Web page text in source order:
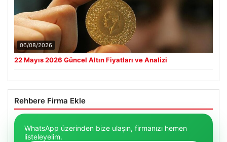
06/08/2026
22 Mayıs 2026 Güncel Altın Fiyatları ve Analizi
Rehbere Firma Ekle
WhatsApp üzerinden bize ulaşın, firmanızı hemen
listeleyelim.